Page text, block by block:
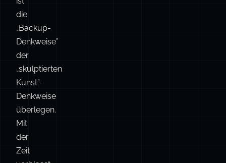
der
„skulptierten
Kunst”-
Denkweise
überlegen.
Mit
der
Zeit
verblasst
die
Bedeutung
deiner